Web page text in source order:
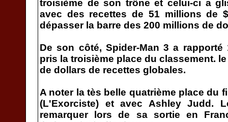
troisième de son trône et celui-ci a
avec des recettes de 51 millions de
dépasser la barre des 200 millions de
De son côté, Spider-Man 3 a
pris la troisième place du classement.
de dollars de recettes globales.
A noter la tès belle quatrième place du
(L'Exorciste) et avec Ashley Judd.
remarquer lors de sa sortie en